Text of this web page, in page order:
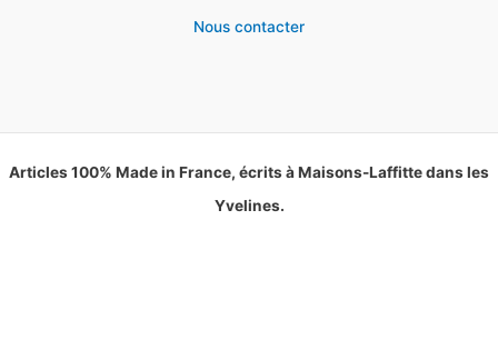
Nous contacter
Articles 100% Made in France, écrits à Maisons-Laffitte dans les
Yvelines.